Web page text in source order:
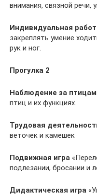
внимания, связной речи,
Индивидуальная
закреплять умение
рук и ног.
Прогулка 2
Наблюдение за
птиц и их функциях.
Трудовая
веточек и камешек
Подвижная игра
подлезании, бросании и
Дидактическая игра